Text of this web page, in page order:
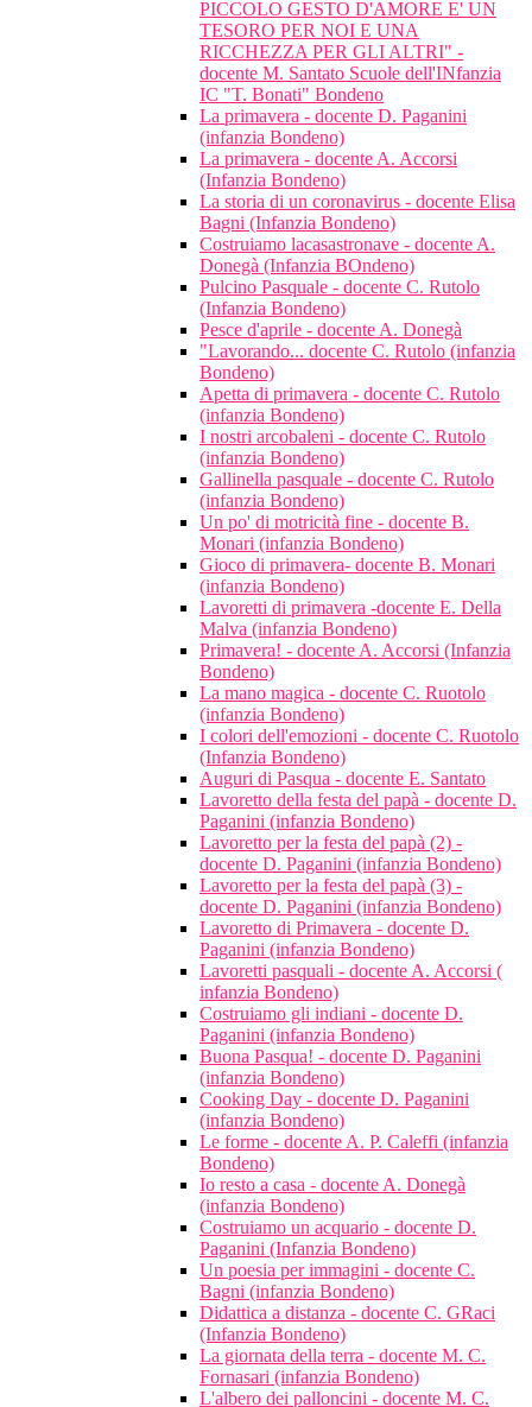
PICCOLO GESTO D'AMORE E' UN
TESORO PER NOI E UNA
RICCHEZZA PER GLI ALTRI" -
docente M. Santato Scuole dell'INfanzia
IC "T. Bonati" Bondeno
La primavera - docente D. Paganini
(infanzia Bondeno)
La primavera - docente A. Accorsi
(Infanzia Bondeno)
La storia di un coronavirus - docente Elisa
Bagni (Infanzia Bondeno)
Costruiamo lacasastronave - docente A.
Donegà (Infanzia BOndeno)
Pulcino Pasquale - docente C. Rutolo
(Infanzia Bondeno)
Pesce d'aprile - docente A. Donegà
"Lavorando... docente C. Rutolo (infanzia
Bondeno)
Apetta di primavera - docente C. Rutolo
(infanzia Bondeno)
I nostri arcobaleni - docente C. Rutolo
(infanzia Bondeno)
Gallinella pasquale - docente C. Rutolo
(infanzia Bondeno)
Un po' di motricità fine - docente B.
Monari (infanzia Bondeno)
Gioco di primavera- docente B. Monari
(infanzia Bondeno)
Lavoretti di primavera -docente E. Della
Malva (infanzia Bondeno)
Primavera! - docente A. Accorsi (Infanzia
Bondeno)
La mano magica - docente C. Ruotolo
(infanzia Bondeno)
I colori dell'emozioni - docente C. Ruotolo
(Infanzia Bondeno)
Auguri di Pasqua - docente E. Santato
Lavoretto della festa del papà - docente D.
Paganini (infanzia Bondeno)
Lavoretto per la festa del papà (2) -
docente D. Paganini (infanzia Bondeno)
Lavoretto per la festa del papà (3) -
docente D. Paganini (infanzia Bondeno)
Lavoretto di Primavera - docente D.
Paganini (infanzia Bondeno)
Lavoretti pasquali - docente A. Accorsi (
infanzia Bondeno)
Costruiamo gli indiani - docente D.
Paganini (infanzia Bondeno)
Buona Pasqua! - docente D. Paganini
(infanzia Bondeno)
Cooking Day - docente D. Paganini
(infanzia Bondeno)
Le forme - docente A. P. Caleffi (infanzia
Bondeno)
Io resto a casa - docente A. Donegà
(infanzia Bondeno)
Costruiamo un acquario - docente D.
Paganini (Infanzia Bondeno)
Un poesia per immagini - docente C.
Bagni (infanzia Bondeno)
Didattica a distanza - docente C. GRaci
(Infanzia Bondeno)
La giornata della terra - docente M. C.
Fornasari (infanzia Bondeno)
L'albero dei palloncini - docente M. C.